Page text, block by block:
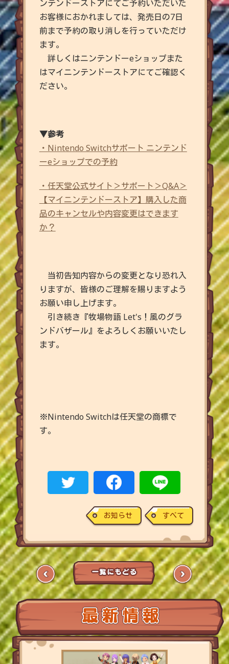
ンテンドーストアにてご予約いただいた
お客様におかれましては、発売日の7日
前まで予約の取り消しを行っていただけ
ます。
詳しくはニンテンドーeショップまた
はマイニンテンドーストアにてご確認く
ださい。
▼参考
・Nintendo Switchサポート ニンテンド
ーeショップでの予約
・任天堂公式サイト＞サポート＞Q&A＞
【マイニンテンドーストア】購入した商
品のキャンセルや内容変更はできます
か？
当初告知内容からの変更となり恐れ入
りますが、皆様のご理解を賜りますよう
お願い申し上げます。
引き続き『牧場物語 Let's！風のグラ
ンドバザール』をよろしくお願いいたし
ます。
※Nintendo Switchは任天堂の商標で
す。
お知らせ すべて